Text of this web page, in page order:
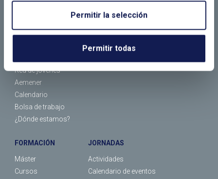
Permitir la selección
Permitir todas
Organización
Comité Español del WEC
Red de jóvenes
Aemener
Calendario
Bolsa de trabajo
¿Dónde estamos?
Tipos de socios
Asociarse
FORMACIÓN
Máster
Cursos
JORNADAS
Actividades
Calendario de eventos